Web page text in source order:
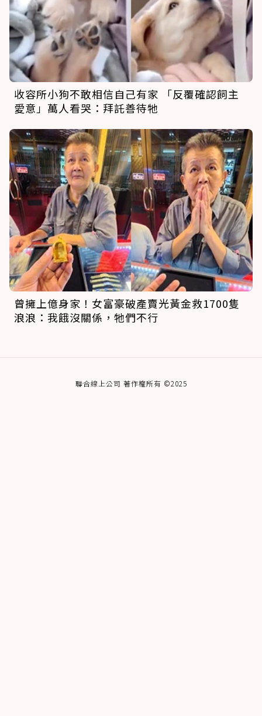
收容所小狗不敢相信自己有家 「反覆確認飼主
愛意」萬人看哭：拜託善待牠
曾擁上億身家！女富豪破產賣光黃金救1700隻
浪浪：我餓沒關係，牠們不行
聯合線上公司 著作權所有 ©2025